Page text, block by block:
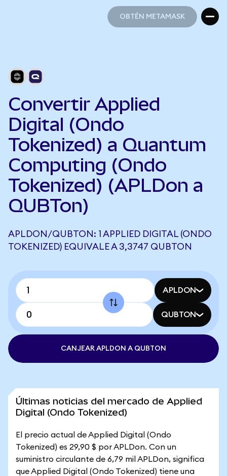
OBTÉN METAMASK
Convertir Applied
Digital (Ondo
Tokenized) a Quantum
Computing (Ondo
Tokenized) (APLDon a
QUBTon)
APLDON/QUBTON: 1 APPLIED DIGITAL (ONDO
TOKENIZED) EQUIVALE A 3,3747 QUBTON
APLDON
QUBTON
CANJEAR APLDON A QUBTON
Últimas noticias del mercado de Applied
Digital (Ondo Tokenized)
El precio actual de Applied Digital (Ondo
Tokenized) es 29,90 $ por APLDon. Con un
suministro circulante de 6,79 mil APLDon, significa
que Applied Digital (Ondo Tokenized) tiene una